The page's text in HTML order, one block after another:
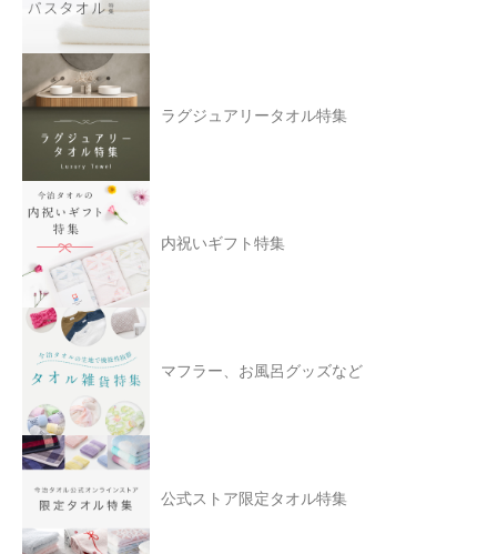
ラグジュアリータオル特集
内祝いギフト特集
マフラー、お風呂グッズなど
公式ストア限定タオル特集